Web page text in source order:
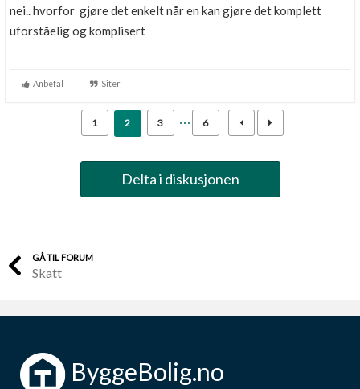
nei.. hvorfor gjøre det enkelt når en kan gjøre det komplett
uforståelig og komplisert
Anbefal Siter
1 2 3 6
Delta i diskusjonen
GÅ TIL FORUM
Skatt
ByggeBolig.no